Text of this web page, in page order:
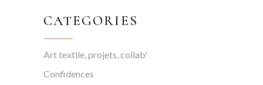
CATEGORIES
Art textile, projets, collab'
Confidences